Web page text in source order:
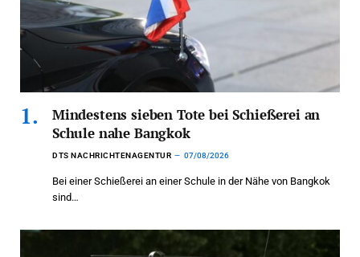
Mindestens sieben Tote bei Schießerei an
Schule nahe Bangkok
DTS NACHRICHTENAGENTUR 07/08/2026
Bei einer Schießerei an einer Schule in der Nähe von Bangkok
sind…